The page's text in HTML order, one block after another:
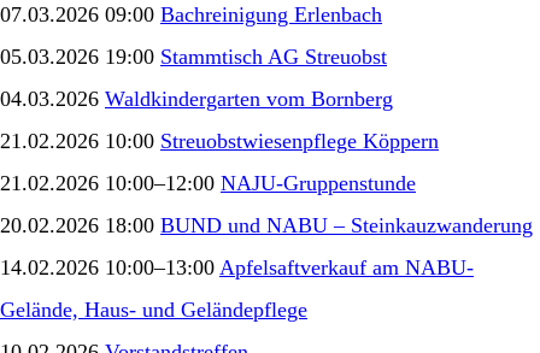
07.03.2026 09:00 Bachreinigung Erlenbach
05.03.2026 19:00 Stammtisch AG Streuobst
04.03.2026 Waldkindergarten vom Bornberg
21.02.2026 10:00 Streuobstwiesenpflege Köppern
21.02.2026 10:00–12:00 NAJU-Gruppenstunde
20.02.2026 18:00 BUND und NABU – Steinkauzwanderung
14.02.2026 10:00–13:00 Apfelsaftverkauf am NABU-
Gelände, Haus- und Geländepflege